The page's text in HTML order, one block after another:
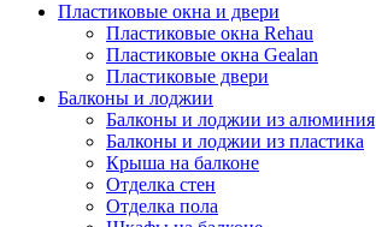
Пластиковые окна и двери
Пластиковые окна Rehau
Пластиковые окна Gealan
Пластиковые двери
Балконы и лоджии
Балконы и лоджии из алюминия
Балконы и лоджии из пластика
Крыша на балконе
Отделка стен
Отделка пола